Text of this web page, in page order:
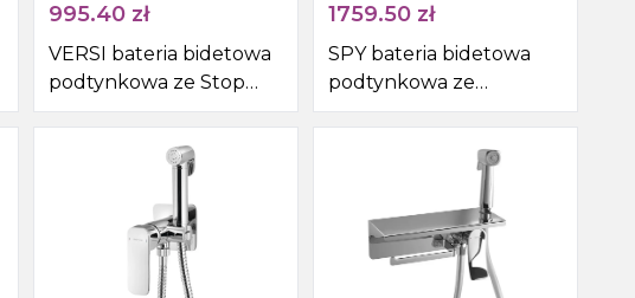
995.40 zł
VERSI bateria bidetowa
podtynkowa ze Stop
słuchawką i wężem,
1759.50 zł
SPY bateria bidetowa
podtynkowa ze
słuchawką i wężem,złoty